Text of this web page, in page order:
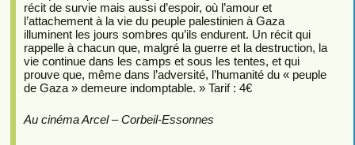
récit de survie mais aussi d’espoir, où l’amour et
l’attachement à la vie du peuple palestinien à Gaza
illuminent les jours sombres qu’ils endurent. Un récit qui
rappelle à chacun que, malgré la guerre et la destruction, la
vie continue dans les camps et sous les tentes, et qui
prouve que, même dans l’adversité, l’humanité du « peuple
de Gaza » demeure indomptable. » Tarif : 4€
Au cinéma Arcel – Corbeil-Essonnes